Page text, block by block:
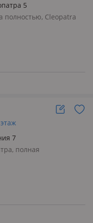
5
полностью, Cleopatra
7
полная